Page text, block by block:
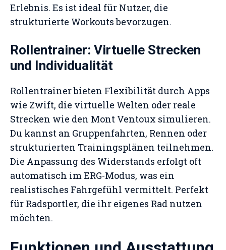
Erlebnis. Es ist ideal für Nutzer, die
strukturierte Workouts bevorzugen.
Rollentrainer: Virtuelle Strecken
und Individualität
Rollentrainer bieten Flexibilität durch Apps
wie Zwift, die virtuelle Welten oder reale
Strecken wie den Mont Ventoux simulieren.
Du kannst an Gruppenfahrten, Rennen oder
strukturierten Trainingsplänen teilnehmen.
Die Anpassung des Widerstands erfolgt oft
automatisch im ERG-Modus, was ein
realistisches Fahrgefühl vermittelt. Perfekt
für Radsportler, die ihr eigenes Rad nutzen
möchten.